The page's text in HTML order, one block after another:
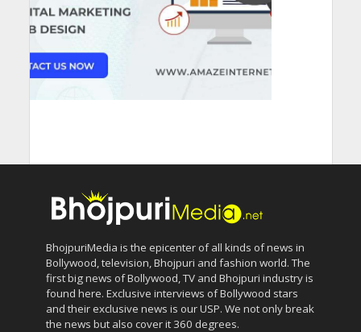
BhojpuriMedia is the epicenter of all kinds of news in
Bollywood, television, Bhojpuri and fashion world. The
first big news of Bollywood, TV and Bhojpuri industry is
found here. Exclusive interviews of Bollywood stars
and their exclusive news is our USP. We not only break
the news but also cover it 360 degrees.